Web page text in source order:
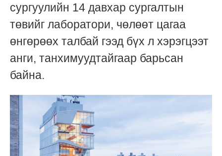
сургуулийн 14 давхар сургалтын
төвийг лаборатори, чөлөөт цагаа
өнгөрөөх талбай гээд бүх л хэрэгцээт
анги, танхимуудтайгаар барьсан
байна.